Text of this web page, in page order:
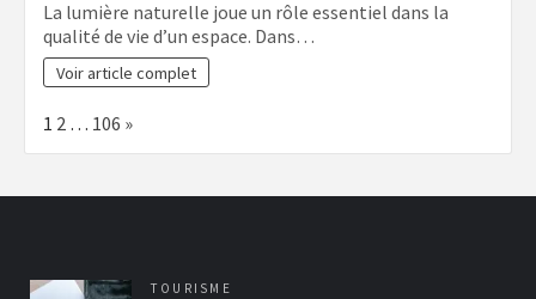
La lumière naturelle joue un rôle essentiel dans la
qualité de vie d’un espace. Dans…
Voir article complet
Page:
1 2 … 106 Next
»
TOURISME